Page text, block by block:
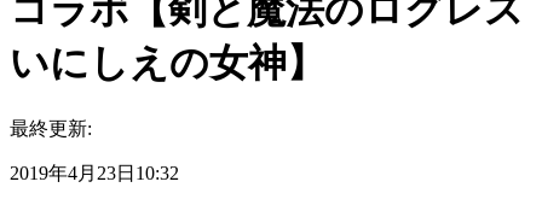
コラボ【剣と魔法のログレス
いにしえの女神】
最終更新:
2019年4月23日10:32